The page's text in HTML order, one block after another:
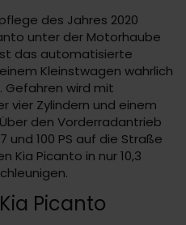
des Jahres 2020
unter der Motorhaube
das automatisierte
Kleinstwagen wahrlich
Gefahren wird mit
vier Zylindern und einem
Über den Vorderradantrieb
und 100 PS auf die Straße
Kia Picanto in nur 10,3
Picanto